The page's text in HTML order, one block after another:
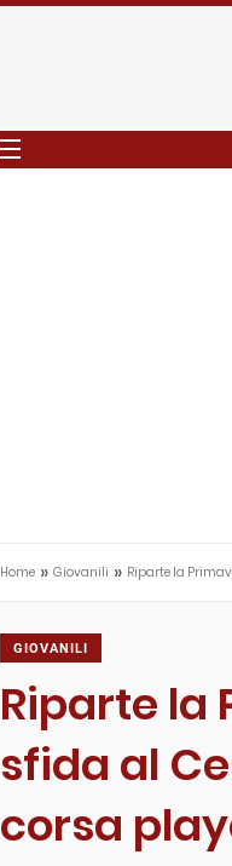
Home » Giovanili » Riparte la
GIOVANILI
Riparte la
sfida al
corsa